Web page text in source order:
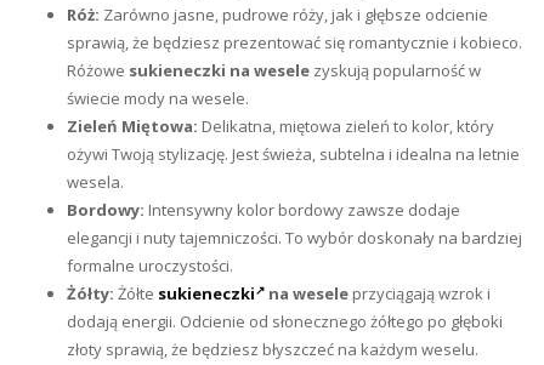
Róż: Zarówno jasne, pudrowe róży, jak i głębsze odcienie
sprawią, że będziesz prezentować się romantycznie i kobieco.
Różowe sukieneczki na wesele zyskują popularność w
świecie mody na wesele.
Zieleń Miętowa: Delikatna, miętowa zieleń to kolor, który
ożywi Twoją stylizację. Jest świeża, subtelna i idealna na letnie
wesela.
Bordowy: Intensywny kolor bordowy zawsze dodaje
elegancji i nuty tajemniczości. To wybór doskonały na bardziej
formalne uroczystości.
Żółty: Żółte sukieneczki na wesele przyciągają wzrok i
dodają energii. Odcienie od słonecznego żółtego po głęboki
złoty sprawią, że będziesz błyszczeć na każdym weselu.